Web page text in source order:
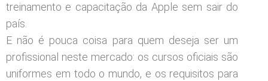
treinamento e capacitação da Apple sem sair do
país.
E não é pouca coisa para quem deseja ser um
profissional neste mercado: os cursos oficiais são
uniformes em todo o mundo, e os requisitos para